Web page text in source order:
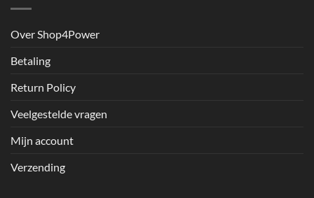
Over Shop4Power
Betaling
Return Policy
Veelgestelde vragen
Mijn account
Verzending